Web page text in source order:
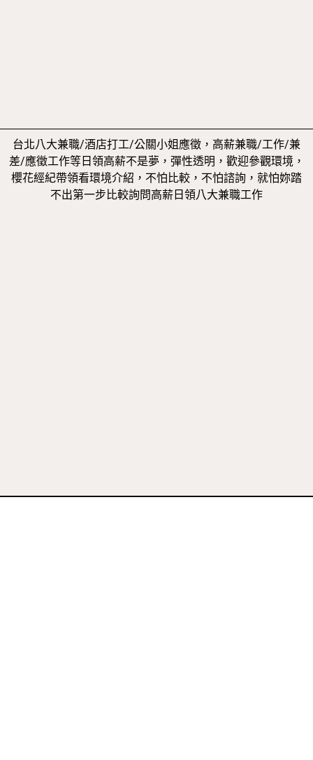
台北八大兼職/酒店打工/公關小姐應徵，高薪兼職/工作/兼
差/應徵工作等日領高薪不是夢，彈性透明，歡迎參觀環境，
櫻花經紀帶領看環境介紹，不怕比較，不怕諮詢，就怕妳踏
不出第一步比較詢問高薪日領八大兼職工作